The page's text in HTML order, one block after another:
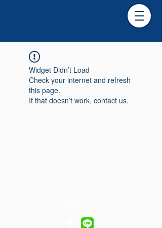
Widget Didn’t Load
Check your internet and refresh
this page.
If that doesn’t work, contact us.